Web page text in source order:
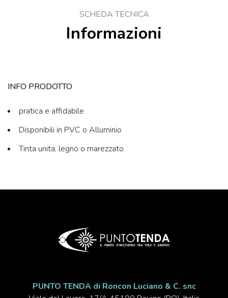
SCHEDA TECNICA
Informazioni
INFO PRODOTTO
pratica e affidabile
Disponibili in PVC o Alluminio
Tinta unita, legno o marezzato
PUNTO TENDA di Roncon Luciano & C. snc